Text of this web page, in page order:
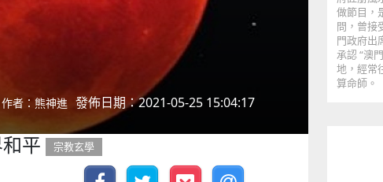
作者：熊神進 發佈日期：2021-05-25 15:04:17
平 宗教玄學
做節目，
問，曾接
門政府出
承認 “澳
地，經常
算命師。